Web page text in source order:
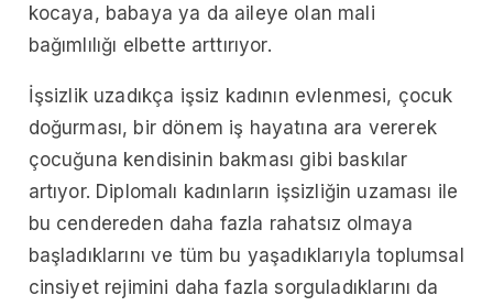
kocaya, babaya ya da aileye olan mali
bağımlılığı elbette arttırıyor.
İşsizlik uzadıkça işsiz kadının evlenmesi, çocuk
doğurması, bir dönem iş hayatına ara vererek
çocuğuna kendisinin bakması gibi baskılar
artıyor. Diplomalı kadınların işsizliğin uzaması ile
bu cendereden daha fazla rahatsız olmaya
başladıklarını ve tüm bu yaşadıklarıyla toplumsal
cinsiyet rejimini daha fazla sorguladıklarını da